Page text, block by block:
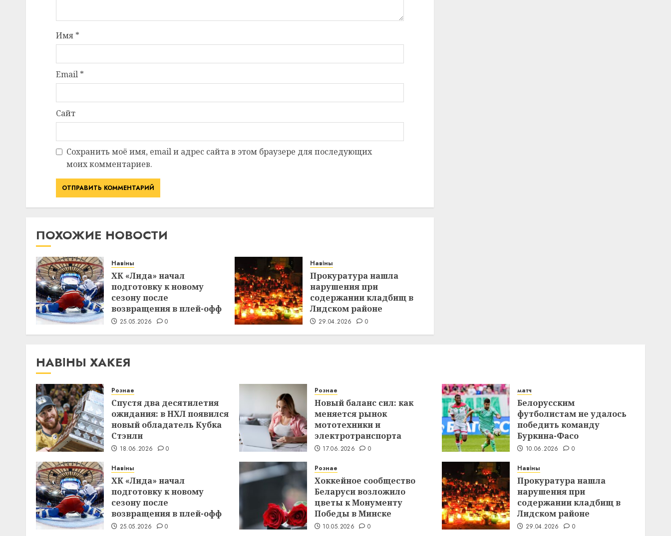
Имя *
Email *
Сайт
Сохранить моё имя, email и адрес сайта в этом браузере для последующих
моих комментариев.
ПОХОЖИЕ НОВОСТИ
Навіны
ХК «Лида» начал
подготовку к новому
сезону после
возвращения в плей-офф
25.05.2026 0
Навіны
Прокуратура нашла
нарушения при
содержании кладбищ в
Лидском районе
29.04.2026 0
НАВІНЫ ХАКЕЯ
Рознае
Спустя два десятилетия
ожидания: в НХЛ появился
новый обладатель Кубка
Стэнли
18.06.2026 0
Рознае
Новый баланс сил: как
меняется рынок
мототехники и
электротранспорта
17.06.2026 0
матч
Белорусским
футболистам не удалось
победить команду
Буркина-Фасо
10.06.2026 0
Навіны
ХК «Лида» начал
подготовку к новому
сезону после
возвращения в плей-офф
25.05.2026 0
Рознае
Хоккейное сообщество
Беларуси возложило
цветы к Монументу
Победы в Минске
10.05.2026 0
Навіны
Прокуратура нашла
нарушения при
содержании кладбищ в
Лидском районе
29.04.2026 0